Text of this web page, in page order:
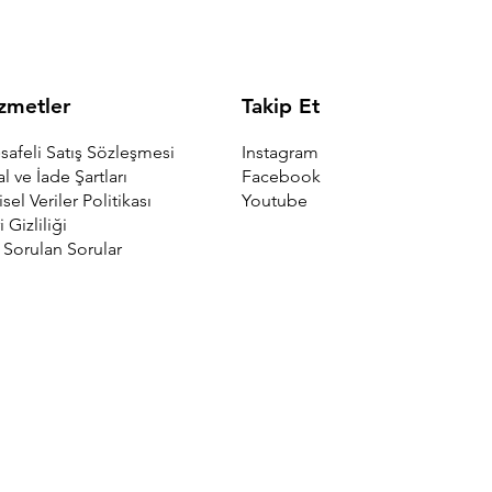
Satış Sözleşmesi
ve İade Şartları
Veriler Politikası
Gizliliği
Sorulan Sorular
Takip Et
Instagram
Facebook
Youtube